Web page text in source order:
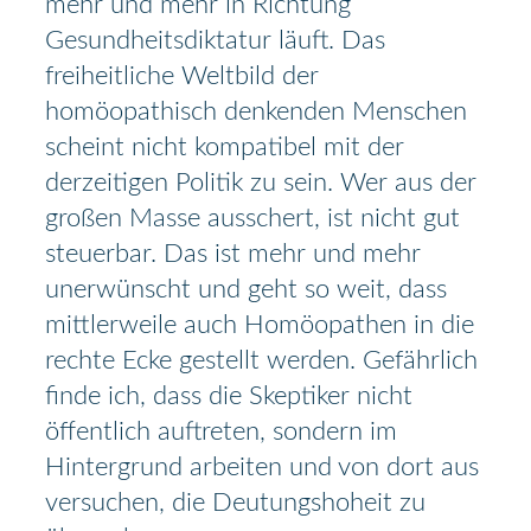
Gesundheitsdiktatur läuft. Das
freiheitliche Weltbild der
homöopathisch denkenden Menschen
scheint nicht kompatibel mit der
derzeitigen Politik zu sein. Wer aus der
großen Masse ausschert, ist nicht gut
steuerbar. Das ist mehr und mehr
unerwünscht und geht so weit, dass
mittlerweile auch Homöopathen in die
rechte Ecke gestellt werden. Gefährlich
finde ich, dass die Skeptiker nicht
öffentlich auftreten, sondern im
Hintergrund arbeiten und von dort aus
versuchen, die Deutungshoheit zu